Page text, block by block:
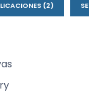
(2)